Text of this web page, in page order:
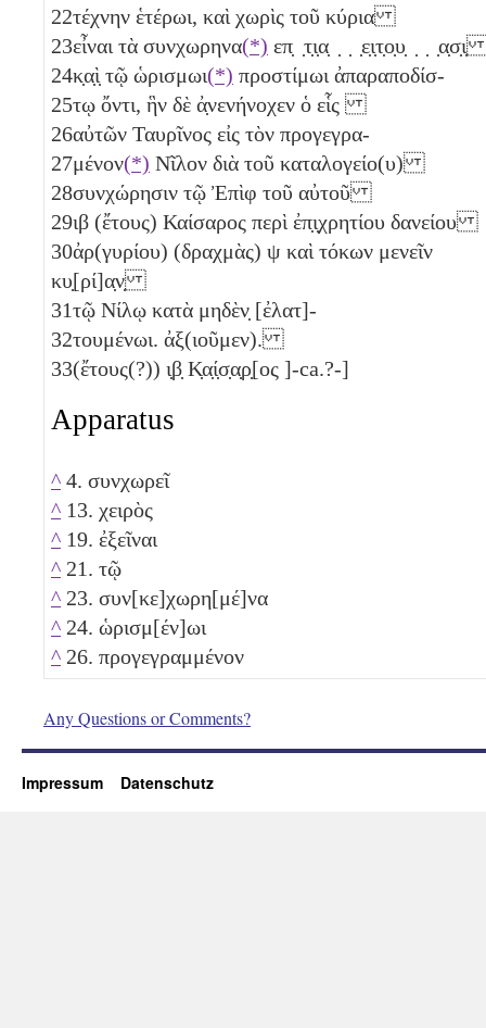
22τέχνην ἑτέρωι, καὶ χωρὶς τοῦ κύρια
23εἶναι τὰ συνχωρηνα(*) επ̣ ̣τ̣ι̣α̣ ̣ ̣ ̣ε̣ι̣τ̣ο̣υ̣
24κ̣α̣ὶ̣ τῷ ὡρισμωι(*) προστίμωι ἀπαραποδίσ-
25τῳ ὄντι, ἣν δὲ ἀ̣νενήνοχεν ὁ εἷς
26αὐτῶν Ταυρῖνος εἰς τὸν προγεγρα-
27μένον(*) Νῖλον διὰ τοῦ καταλογείο(υ)
28συνχώρησιν τῷ Ἐπὶφ τοῦ αὐτοῦ
29ιβ (ἔτους) Καίσαρος περὶ ἐπ̣ι̣χρητίου δανείου
30ἀρ(γυρίου) (δραχμὰς) ψ καὶ τόκων μενεῖν
κυ̣[ρί]α̣ν̣
31τῷ Νίλῳ κατὰ μηδὲν̣ [ἐλατ]-
32τουμένωι. ἀξ(ιοῦμεν).
33(ἔτους(?)) ι̣β̣ Κ̣α̣ί̣σ̣α̣ρ̣[ος ]-ca.?-]
Apparatus
^ 4. συνχωρεῖ
^ 13. χειρὸς
^ 19. ἐξεῖναι
^ 21. τῷ
^ 23. συν[κε]χωρη[μέ]να
^ 24. ὡρισμ[έν]ωι
^ 26. προγεγραμμένον
Any Questions or Comments?
Impressum Datenschutz